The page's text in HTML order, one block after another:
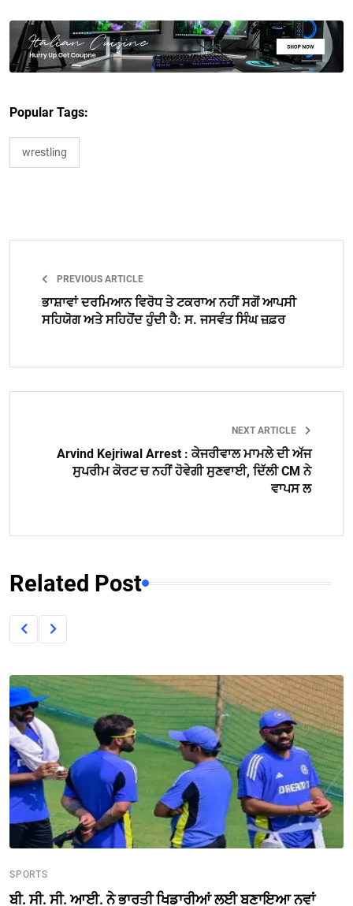
Popular Tags:
wrestling
PREVIOUS ARTICLE
ਭਾਸ਼ਾਵਾਂ ਦਰਮਿਆਨ ਵਿਰੋਧ ਤੇ ਟਕਰਾਅ ਨਹੀਂ ਸਗੋਂ ਆਪਸੀ
ਸਹਿਯੋਗ ਅਤੇ ਸਹਿਹੋਂਦ ਹੁੰਦੀ ਹੈ: ਸ. ਜਸਵੰਤ ਸਿੰਘ ਜ਼ਫ਼ਰ
NEXT ARTICLE
Arvind Kejriwal Arrest : ਕੇਜਰੀਵਾਲ ਮਾਮਲੇ ਦੀ ਅੱਜ
ਸੁਪਰੀਮ ਕੋਰਟ ਚ ਨਹੀਂ ਹੋਵੇਗੀ ਸੁਣਵਾਈ, ਦਿੱਲੀ CM ਨੇ
ਵਾਪਸ ਲ
Related Post
SPORTS
ਬੀ. ਸੀ. ਸੀ. ਆਈ. ਨੇ ਭਾਰਤੀ ਖਿਡਾਰੀਆਂ ਲਈ ਬਣਾਇਆ ਨਵਾਂ